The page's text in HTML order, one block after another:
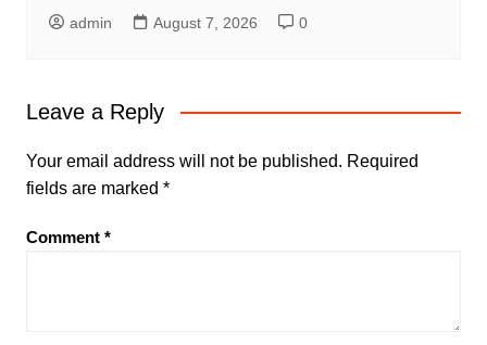
admin August 7, 2026 0
Leave a Reply
Your email address will not be published. Required
fields are marked *
Comment *